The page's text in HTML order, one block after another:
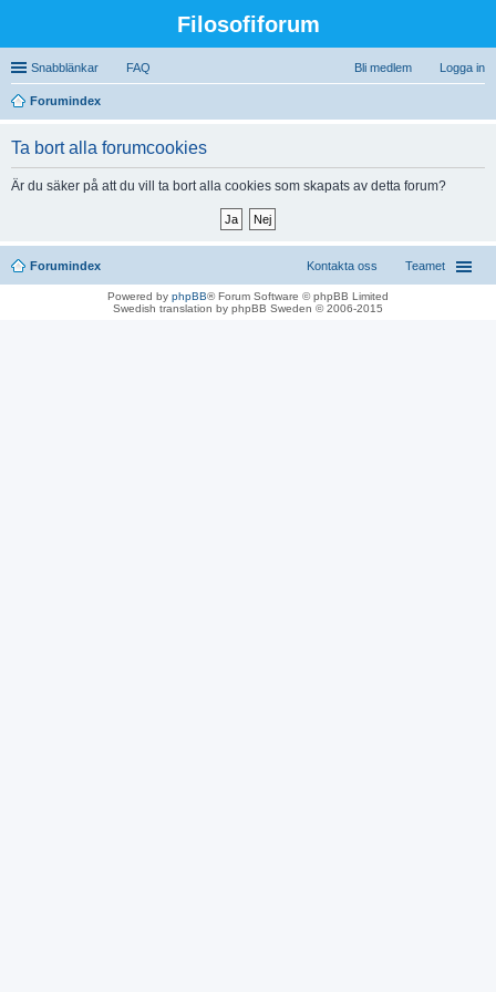
Filosofiforum
Snabblänkar FAQ Logga in
Bli medlem
Forumindex
Ta bort alla forumcookies
Är du säker på att du vill ta bort alla cookies som skapats av detta forum?
Forumindex Teamet
Kontakta oss
Powered by phpBB® Forum Software © phpBB Limited
Swedish translation by phpBB Sweden © 2006-2015